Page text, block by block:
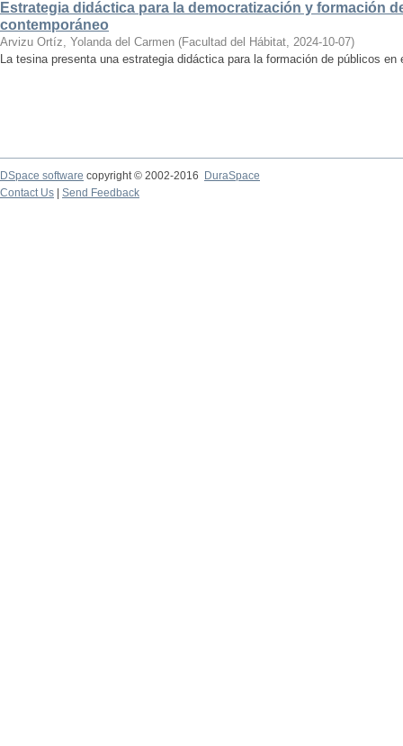
Estrategia didáctica para la democratización y formación
contemporáneo
Arvizu Ortíz, Yolanda del Carmen (Facultad del Hábitat, 2024-10-07)
La tesina presenta una estrategia didáctica para la formación de públicos en
DSpace software copyright © 2002-2016
DuraSpace
Contact Us
Send Feedback